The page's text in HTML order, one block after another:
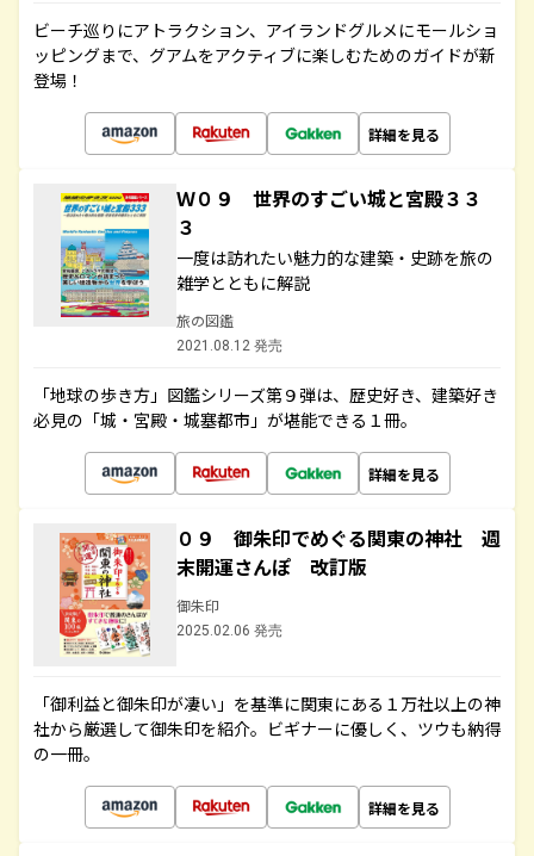
ビーチ巡りにアトラクション、アイランドグルメにモールショ
ッピングまで、グアムをアクティブに楽しむためのガイドが新
登場！
詳細を見る
Ｗ０９ 世界のすごい城と宮殿３３
３
一度は訪れたい魅力的な建築・史跡を旅の
雑学とともに解説
旅の図鑑
2021.08.12 発売
「地球の歩き方」図鑑シリーズ第９弾は、歴史好き、建築好き
必見の「城・宮殿・城塞都市」が堪能できる１冊。
詳細を見る
０９ 御朱印でめぐる関東の神社 週
末開運さんぽ 改訂版
御朱印
2025.02.06 発売
「御利益と御朱印が凄い」を基準に関東にある１万社以上の神
社から厳選して御朱印を紹介。ビギナーに優しく、ツウも納得
の一冊。
詳細を見る